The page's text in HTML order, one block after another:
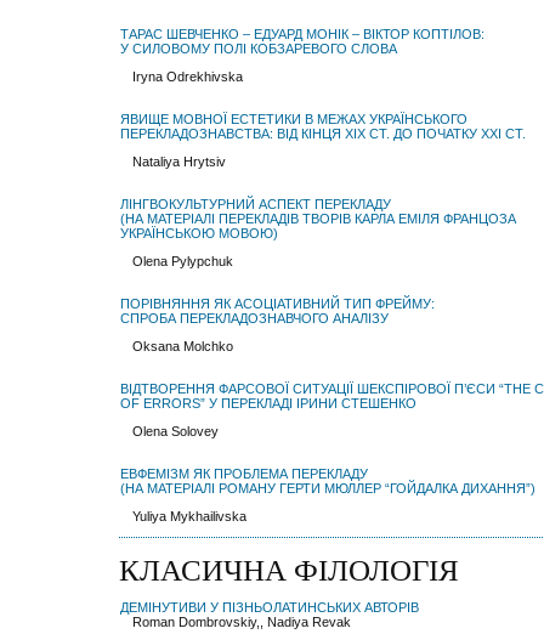
ТАРАС ШЕВЧЕНКО – ЕДУАРД МОНІК – ВІКТОР КОПТІЛОВ:
У СИЛОВОМУ ПОЛІ КОБЗАРЕВОГО СЛОВА
Iryna Odrekhivska
ЯВИЩЕ МОВНОЇ ЕСТЕТИКИ В МЕЖАХ УКРАЇНСЬКОГО
ПЕРЕКЛАДОЗНАВСТВА: ВІД КІНЦЯ ХІХ СТ. ДО ПОЧАТКУ ХХІ СТ.
Nataliya Hrytsiv
ЛІНГВОКУЛЬТУРНИЙ АСПЕКТ ПЕРЕКЛАДУ
(НА МАТЕРІАЛІ ПЕРЕКЛАДІВ ТВОРІВ КАРЛА ЕМІЛЯ ФРАНЦОЗА
УКРАЇНСЬКОЮ МОВОЮ)
Olena Pylypchuk
ПОРІВНЯННЯ ЯК АСОЦІАТИВНИЙ ТИП ФРЕЙМУ:
СПРОБА ПЕРЕКЛАДОЗНАВЧОГО АНАЛІЗУ
Oksana Molchko
ВІДТВОРЕННЯ ФАРСОВОЇ СИТУАЦІЇ ШЕКСПІРОВОЇ П’ЄСИ “THE
OF ERRORS” У ПЕРЕКЛАДІ ІРИНИ СТЕШЕНКО
Olena Solovey
ЕВФЕМІЗМ ЯК ПРОБЛЕМА ПЕРЕКЛАДУ
(НА МАТЕРІАЛІ РОМАНУ ГЕРТИ МЮЛЛЕР “ГОЙДАЛКА ДИХАННЯ”)
Yuliya Mykhailivska
КЛАСИЧНА ФІЛОЛОГІЯ
ДЕМІНУТИВИ У ПІЗНЬОЛАТИНСЬКИХ АВТОРІВ
Roman Dombrovskiy,, Nadiya Revak